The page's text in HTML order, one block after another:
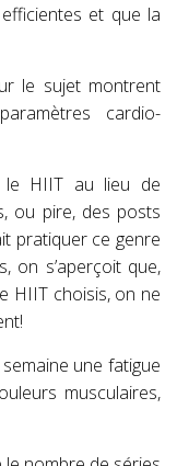
et que la
le sujet montrent
cardio-
le HIIT au lieu de
ou pire, des posts
pratiquer ce genre
on s’aperçoit que,
HIIT choisis, on ne
une fatigue
musculaires,